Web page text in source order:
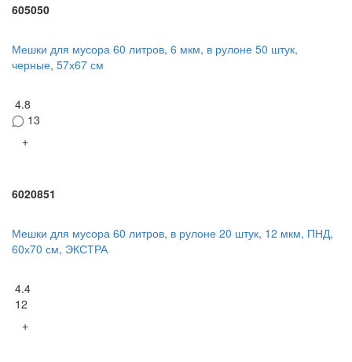
605050
Мешки для мусора 60 литров, 6 мкм, в рулоне 50 штук,
черные, 57х67 см
4.8
13
+
6020851
Мешки для мусора 60 литров, в рулоне 20 штук, 12 мкм, ПНД,
60х70 см, ЭКСТРА
4.4
12
+